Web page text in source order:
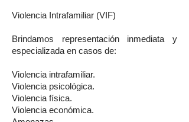
Violencia Intrafamiliar (VIF)
Brindamos representación inmediata y
especializada en casos de:
Violencia intrafamiliar.
Violencia psicológica.
Violencia física.
Violencia económica.